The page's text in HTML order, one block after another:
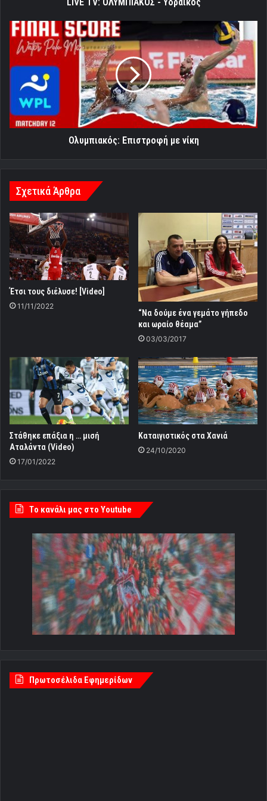
Ολυμπιακός:
Επιστροφή
με
νίκη
Ολυμπιακός: Επιστροφή με νίκη
Σχετικά Άρθρα
Έτσι τους διέλυσε! [Video]
11/11/2022
“Να δούμε ένα γεμάτο γήπεδο
και ωραίο θέαμα”
03/03/2017
Στάθηκε επάξια η … μισή
Αταλάντα (Video)
17/01/2022
Καταιγιστικός στα Χανιά
24/10/2020
Tο κανάλι μας στο Youtube
Πρωτοσέλιδα Εφημερίδων